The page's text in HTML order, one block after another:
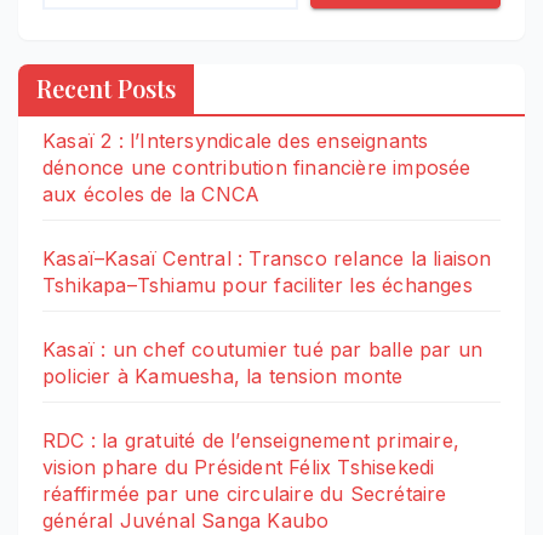
Recent Posts
Kasaï 2 : l’Intersyndicale des enseignants
dénonce une contribution financière imposée
aux écoles de la CNCA
Kasaï–Kasaï Central : Transco relance la liaison
Tshikapa–Tshiamu pour faciliter les échanges
Kasaï : un chef coutumier tué par balle par un
policier à Kamuesha, la tension monte
RDC : la gratuité de l’enseignement primaire,
vision phare du Président Félix Tshisekedi
réaffirmée par une circulaire du Secrétaire
général Juvénal Sanga Kaubo